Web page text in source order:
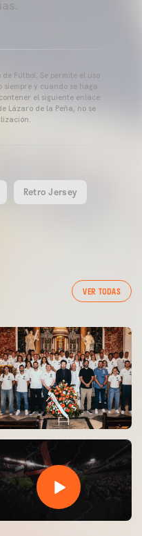
Fútbol. Se permite el uso
y cuando se haga
el siguiente enlace:
Lázaro de la Peña, no se
Retro Jersey
VER TODAS